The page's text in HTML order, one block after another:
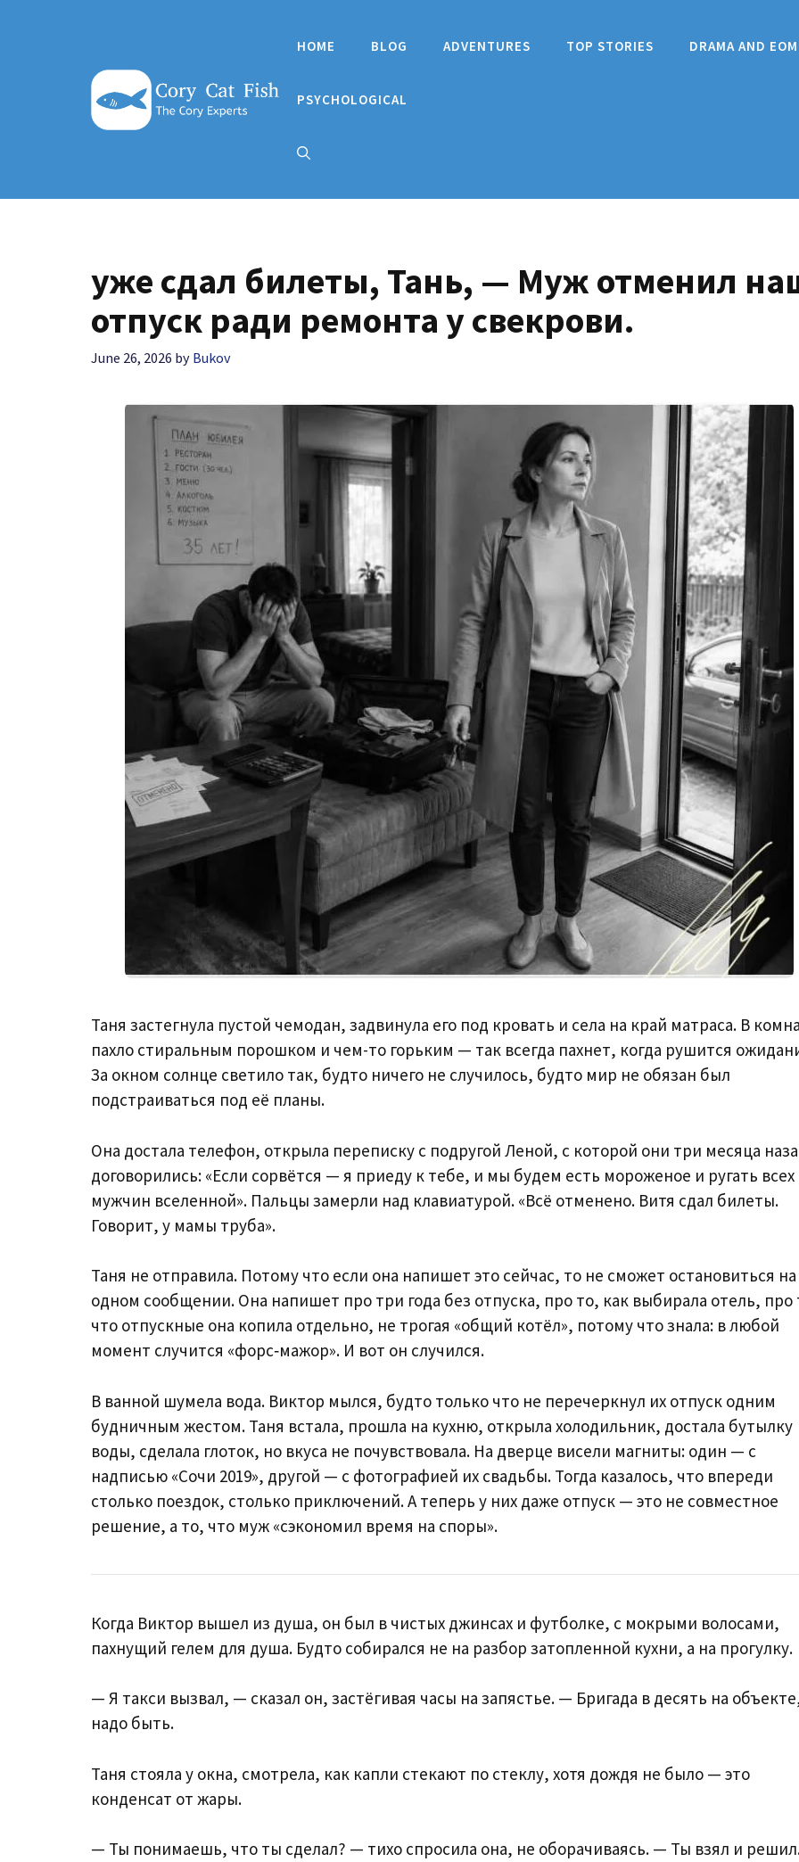
HOME BLOG ADVENTURES TOP STORIES DRAMA AND
PSYCHOLOGICAL
уже сдал билеты, Тань, — Муж отменил
отпуск ради ремонта у свекрови.
June 26, 2026 by Bukov
Таня застегнула пустой чемодан, задвинула его под кровать и села на край матраса. В
пахло стиральным порошком и чем-то горьким — так всегда пахнет, когда рушится
За окном солнце светило так, будто ничего не случилось, будто мир не обязан был
подстраиваться под её планы.
Она достала телефон, открыла переписку с подругой Леной, с которой они три месяца
договорились: «Если сорвётся — я приеду к тебе, и мы будем есть мороженое и ругать всех
мужчин вселенной». Пальцы замерли над клавиатурой. «Всё отменено. Витя сдал билеты.
Говорит, у мамы труба».
Таня не отправила. Потому что если она напишет это сейчас, то не сможет остановиться на
одном сообщении. Она напишет про три года без отпуска, про то, как выбирала отель, про
что отпускные она копила отдельно, не трогая «общий котёл», потому что знала: в любой
момент случится «форс‑мажор». И вот он случился.
В ванной шумела вода. Виктор мылся, будто только что не перечеркнул их отпуск одним
будничным жестом. Таня встала, прошла на кухню, открыла холодильник, достала бутылку
воды, сделала глоток, но вкуса не почувствовала. На дверце висели магниты: один — с
надписью «Сочи 2019», другой — с фотографией их свадьбы. Тогда казалось, что впереди
столько поездок, столько приключений. А теперь у них даже отпуск — это не совместное
решение, а то, что муж «сэкономил время на споры».
Когда Виктор вышел из душа, он был в чистых джинсах и футболке, с мокрыми волосами,
пахнущий гелем для душа. Будто собирался не на разбор затопленной кухни, а на прогулку.
— Я такси вызвал, — сказал он, застёгивая часы на запястье. — Бригада в десять на
надо быть.
Таня стояла у окна, смотрела, как капли стекают по стеклу, хотя дождя не было — это
конденсат от жары.
— Ты понимаешь, что ты сделал? — тихо спросила она, не оборачиваясь. — Ты взял и